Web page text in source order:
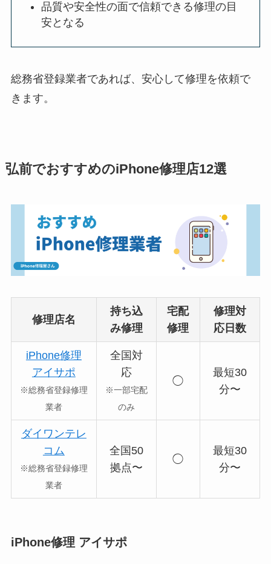
品質や安全性の面で信頼できる修理の目
安となる
総務省登録業者であれば、安心して修理を依頼で
きます。
弘前でおすすめのiPhone修理店12選
修理店名
持ち込
み修理
宅配
修理
修理対
応日数
iPhone修理
アイサポ
※総務省登録修理
業者
全国対
応
※一部宅配
のみ
◯
最短30
分〜
ダイワンテレ
コム
※総務省登録修理
業者
全国50
拠点〜
◯
最短30
分〜
iPhone修理 アイサポ